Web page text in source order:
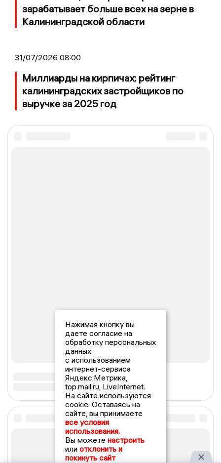
зарабатывает больше всех на зерне в
Калининградской области
31/07/2026 08:00
Миллиарды на кирпичах: рейтинг
калининградских застройщиков по
выручке за 2025 год
Нажимая кнопку вы
даете согласие на
обработку персональных
данных
с использованием
интернет-сервиса
Яндекс.Метрика,
top.mail.ru, LiveInternet.
На сайте используются
cookie. Оставаясь на
сайте, вы принимаете
все условия
использования.
Вы можете настроить
или отклонить и
покинуть сайт